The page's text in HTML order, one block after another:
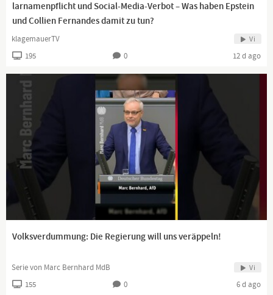
larnamenpflicht und Social-Media-Verbot – Was haben Epstein
und Collien Fernandes damit zu tun?
klagemauerTV Vi
195 0 12 d ago
Volksverdummung: Die Regierung will uns veräppeln!
Serie von Marc Bernhard MdB Vi
155 0 6 d ago